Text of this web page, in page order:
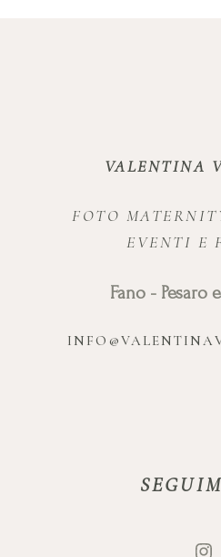
VALENTINA
FOTO
EVENTI E
Fano - Pesaro